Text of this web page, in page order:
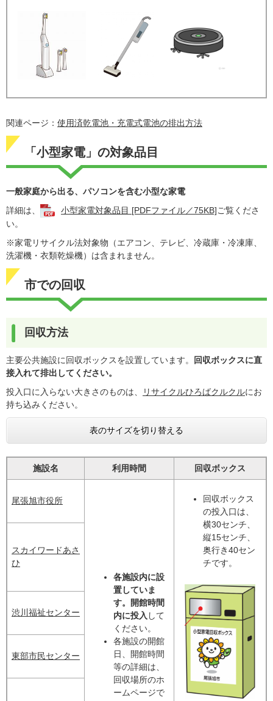
関連ページ： 使用済乾電池・充電式電池の排出方法
「小型家電」の対象品目
一般家庭から出る、パソコンを含む小型な家電
詳細は、
小型家電対象品目 [PDFファイル／75KB]ご覧くださ
い。
※家電リサイクル法対象物（エアコン、テレビ、冷蔵庫・冷凍庫、
洗濯機・衣類乾燥機）は含まれません。
市での回収
回収方法
主要公共施設に回収ボックスを設置しています。
回収ボックスに直
接入れて排出してください。
投入口に入らない大きさのものは、
リサイクルひろばクルクルにお
持ち込みください。
表のサイズを切り替える
施設名 利用時間 回収ボックス
尾張旭市役所
各施設内に設
置していま
す。開館時間
内に投入 して
ください。
各施設の開館
日、開館時間
等の詳細は、
回収場所のホ
ームページで
回収ボックス
の投入口は、
横30センチ、
縦15センチ、
奥行き40セン
チです。
スカイワードあさ
ひ
渋川福祉センター
東部市民センター